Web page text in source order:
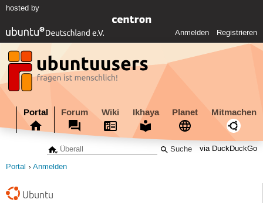
hosted by
Anmelden Registrieren
Portal Forum Wiki Ikhaya Planet Mitmachen
via DuckDuckGo
Portal Anmelden
Ubuntu